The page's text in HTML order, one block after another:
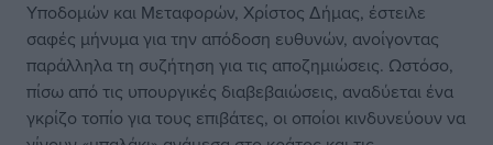
Υποδομών και Μεταφορών, Χρίστος Δήμας, έστειλε
σαφές μήνυμα για την απόδοση ευθυνών, ανοίγοντας
παράλληλα τη συζήτηση για τις αποζημιώσεις. Ωστόσο,
πίσω από τις υπουργικές διαβεβαιώσεις, αναδύεται ένα
γκρίζο τοπίο για τους επιβάτες, οι οποίοι κινδυνεύουν να